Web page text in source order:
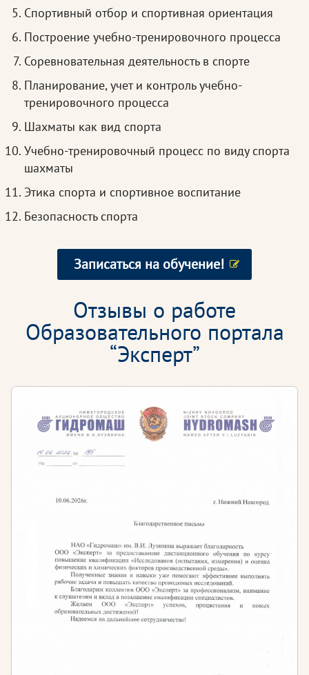
Спортивный отбор и спортивная ориентация
Построение учебно-тренировочного процесса
Соревновательная деятельность в спорте
Планирование, учет и контроль учебно-
тренировочного процесса
Шахматы как вид спорта
Учебно-тренировочный процесс по виду спорта
шахматы
Этика спорта и спортивное воспитание
Безопасность спорта
Записаться на обучение!
Отзывы о работе
Образовательного портала
“Эксперт”